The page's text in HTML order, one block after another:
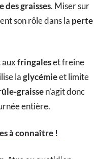
des graisses. Miser sur
son rôle dans la perte
auxfringaleset freine
laglycémieet limite
graissen’agit donc
entière.
à connaître !